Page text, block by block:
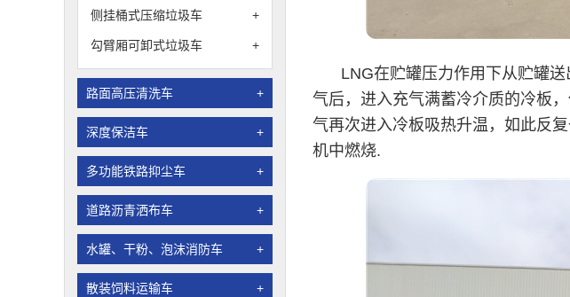
侧挂桶式压缩垃圾车 +
勾臂厢可卸式垃圾车 +
路面高压清洗车 +
深度保洁车 +
多功能铁路抑尘车 +
道路沥青洒布车 +
水罐、干粉、泡沫消防车 +
散装饲料运输车 +
LNG在贮罐压力作用下从贮罐
气后，进入充气满蓄冷介质的冷板
气再次进入冷板吸热升温，如此反
机中燃烧.